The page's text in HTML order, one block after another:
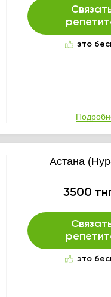
это
Астана
3500
это